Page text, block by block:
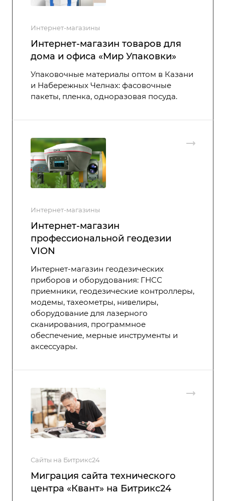
Интернет-магазины
Интернет-магазин товаров для
дома и офиса «Мир Упаковки»
Упаковочные материалы оптом в Казани
и Набережных Челнах: фасовочные
пакеты, пленка, одноразовая посуда.
Интернет-магазины
Интернет-магазин
профессиональной геодезии
VION
Интернет-магазин геодезических
приборов и оборудования: ГНСС
приемники, геодезические контроллеры,
модемы, тахеометры, нивелиры,
оборудование для лазерного
сканирования, программное
обеспечение, мерные инструменты и
аксессуары.
Сайты на Битрикс24
Миграция сайта технического
центра «Квант» на Битрикс24